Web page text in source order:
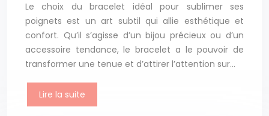
Le choix du bracelet idéal pour sublimer ses
poignets est un art subtil qui allie esthétique et
confort. Qu’il s’agisse d’un bijou précieux ou d’un
accessoire tendance, le bracelet a le pouvoir de
transformer une tenue et d’attirer l’attention sur…
Lire la suite